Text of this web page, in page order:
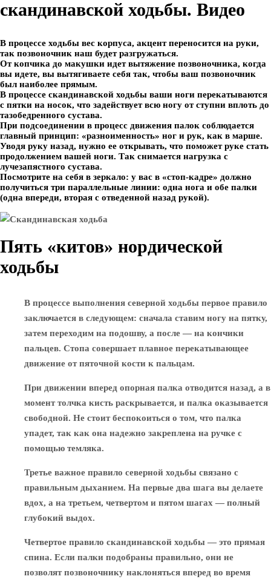
скандинавской ходьбы. Видео
В процессе ходьбы вес корпуса, акцент переносится на руки,
так позвоночник наш будет разгружаться.
От копчика до макушки идет вытяжение позвоночника, когда
вы идете, вы вытягиваете себя так, чтобы ваш позвоночник
был наиболее прямым.
В процессе скандинавской ходьбы ваши ноги перекатываются
с пятки на носок, что задействует всю ногу от ступни вплоть до
тазобедренного сустава.
При подсоединении в процесс движения палок соблюдается
главный принцип: «разноименность» ног и рук, как в марше.
Уводя руку назад, нужно ее открывать, что поможет руке стать
продолжением вашей ноги. Так снимается нагрузка с
лучезапястного сустава.
Посмотрите на себя в зеркало: у вас в «стоп-кадре» должно
получиться три параллельные линии: одна нога и обе палки
(одна впереди, вторая с отведенной назад рукой).
Пять «китов» нордической
ходьбы
В процессе выполнения северной ходьбы первое правило
заключается в следующем: сначала ставим ногу на пятку,
затем переходим на подошву, а после — на кончики
пальцев. Стопа совершает плавное перекатывающее
движение от пяточной кости к пальцам.
При движении вперед опорная палка отводится назад, а в
момент толчка кисть раскрывается, и палка оказывается
свободной. Не стоит беспокоиться о том, что палка
упадет, так как она надежно закреплена на ручке с
помощью темляка.
Третье важное правило северной ходьбы связано с
правильным дыханием. На первые два шага вы делаете
вдох, а на третьем, четвертом и пятом шагах — полный
глубокий выдох.
Четвертое правило скандинавской ходьбы — это прямая
спина. Если палки подобраны правильно, они не
позволят позвоночнику наклоняться вперед во время